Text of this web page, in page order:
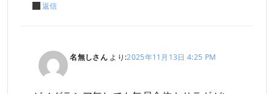
返信
名無しさん より:2025年11月13日 4:25 PM